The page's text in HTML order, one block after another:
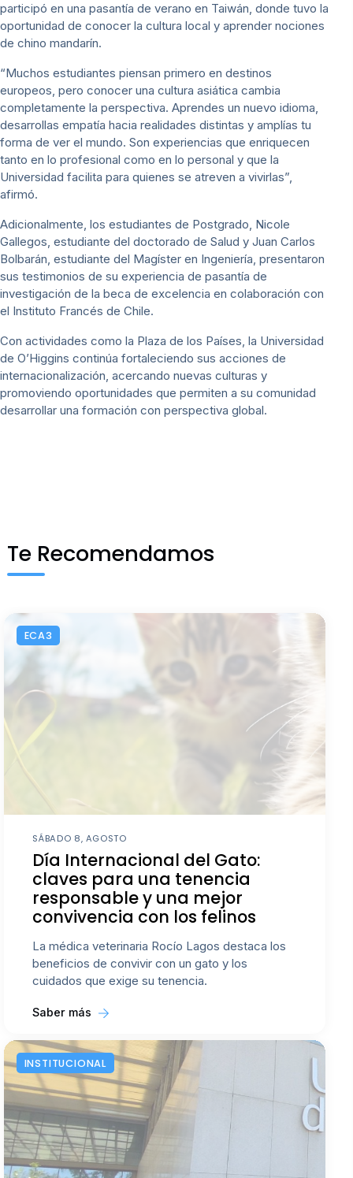
participó en una pasantía de verano en Taiwán, donde tuvo la
oportunidad de conocer la cultura local y aprender nociones
de chino mandarín.
“Muchos estudiantes piensan primero en destinos
europeos, pero conocer una cultura asiática cambia
completamente la perspectiva. Aprendes un nuevo idioma,
desarrollas empatía hacia realidades distintas y amplías tu
forma de ver el mundo. Son experiencias que enriquecen
tanto en lo profesional como en lo personal y que la
Universidad facilita para quienes se atreven a vivirlas”,
afirmó.
Adicionalmente, los estudiantes de Postgrado, Nicole
Gallegos, estudiante del doctorado de Salud y Juan Carlos
Bolbarán, estudiante del Magíster en Ingeniería, presentaron
sus testimonios de su experiencia de pasantía de
investigación de la beca de excelencia en colaboración con
el Instituto Francés de Chile.
Con actividades como la Plaza de los Países, la Universidad
de O’Higgins continúa fortaleciendo sus acciones de
internacionalización, acercando nuevas culturas y
promoviendo oportunidades que permiten a su comunidad
desarrollar una formación con perspectiva global.
Te Recomendamos
ECA3
SÁBADO 8, AGOSTO
Día Internacional del Gato:
claves para una tenencia
responsable y una mejor
convivencia con los felinos
La médica veterinaria Rocío Lagos destaca los
beneficios de convivir con un gato y los
cuidados que exige su tenencia.
Saber más
INSTITUCIONAL